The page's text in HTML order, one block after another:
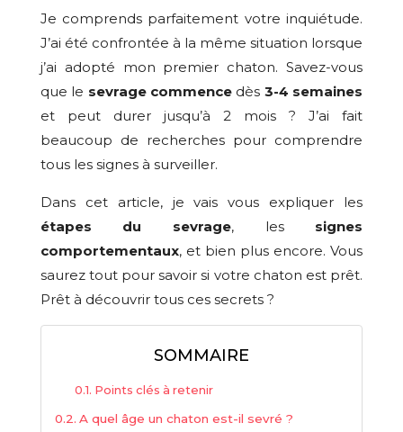
Je comprends parfaitement votre inquiétude.
J’ai été confrontée à la même situation lorsque
j’ai adopté mon premier chaton. Savez-vous
que le sevrage commence dès 3-4 semaines
et peut durer jusqu’à 2 mois ? J’ai fait
beaucoup de recherches pour comprendre
tous les signes à surveiller.
Dans cet article, je vais vous expliquer les
étapes du sevrage, les signes
comportementaux, et bien plus encore. Vous
saurez tout pour savoir si votre chaton est prêt.
Prêt à découvrir tous ces secrets ?
SOMMAIRE
Points clés à retenir
A quel âge un chaton est-il sevré ?